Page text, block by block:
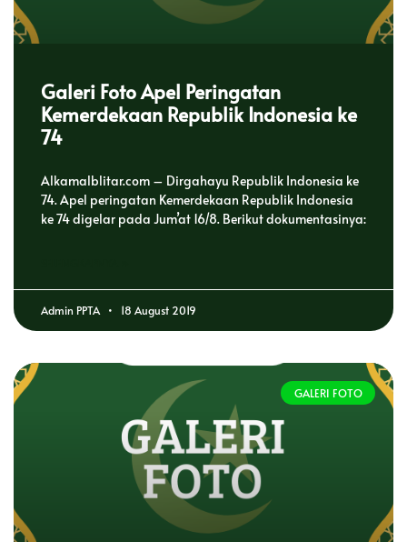
Galeri Foto Apel Peringatan
Kemerdekaan Republik Indonesia ke
74
Alkamalblitar.com – Dirgahayu Republik Indonesia ke
74. Apel peringatan Kemerdekaan Republik Indonesia
ke 74 digelar pada Jum’at 16/8. Berikut dokumentasinya:
Admin PPTA 18 August 2019
GALERI FOTO